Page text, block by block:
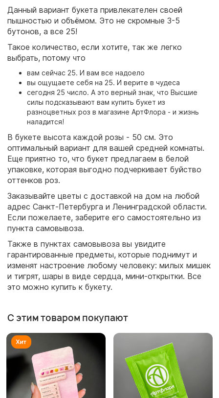
Данный вариант букета привлекателен своей
пышностью и объёмом. Это не скромные 3-5
бутонов, а все 25!
Такое количество, если хотите, так же легко
выбрать, потому что
вам сейчас 25. И вам все надоело
вы ощущаете себя на 25. И верите в чудеса
сегодня 25 число. А это верный знак, что Высшие
силы подсказывают вам купить букет из
разноцветных роз в магазине АртФлора - и жизнь
наладится!
В букете высота каждой розы - 50 см. Это
оптимальный вариант для вашей средней комнаты.
Еще приятно то, что букет предлагаем в белой
упаковке, которая выгодно подчеркивает буйство
оттенков роз.
Заказывайте цветы с доставкой на дом на любой
адрес Санкт-Петербурга и Ленинградской области.
Если пожелаете, заберите его самостоятельно из
пункта самовывоза.
Также в пунктах самовывоза вы увидите
гарантированные предметы, которые поднимут и
изменят настроение любому человеку: милых мишек
и тигрят, шары в виде сердца, мини-открытки. Все
это можно купить к букету.
С этим товаром покупают